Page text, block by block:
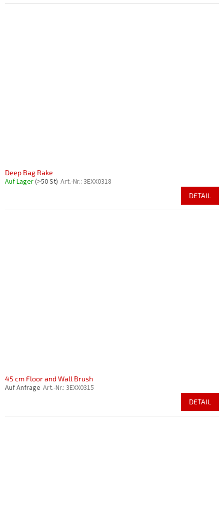
Deep Bag Rake
Auf Lager(>50 St) Art.-Nr.: 3EXX0318
DETAIL
45 cm Floor and Wall Brush
Auf Anfrage Art.-Nr.: 3EXX0315
DETAIL